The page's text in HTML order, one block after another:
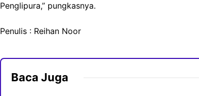
Penglipura,” pungkasnya.
Penulis : Reihan Noor
Baca Juga